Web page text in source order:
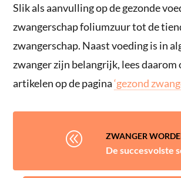
Slik als aanvulling op de gezonde
zwangerschap foliumzuur tot de
zwangerschap. Naast voeding is in
zwanger zijn belangrijk, lees daarom
artikelen op de pagina‘gezond
@ ZWANGER
De succesvolste